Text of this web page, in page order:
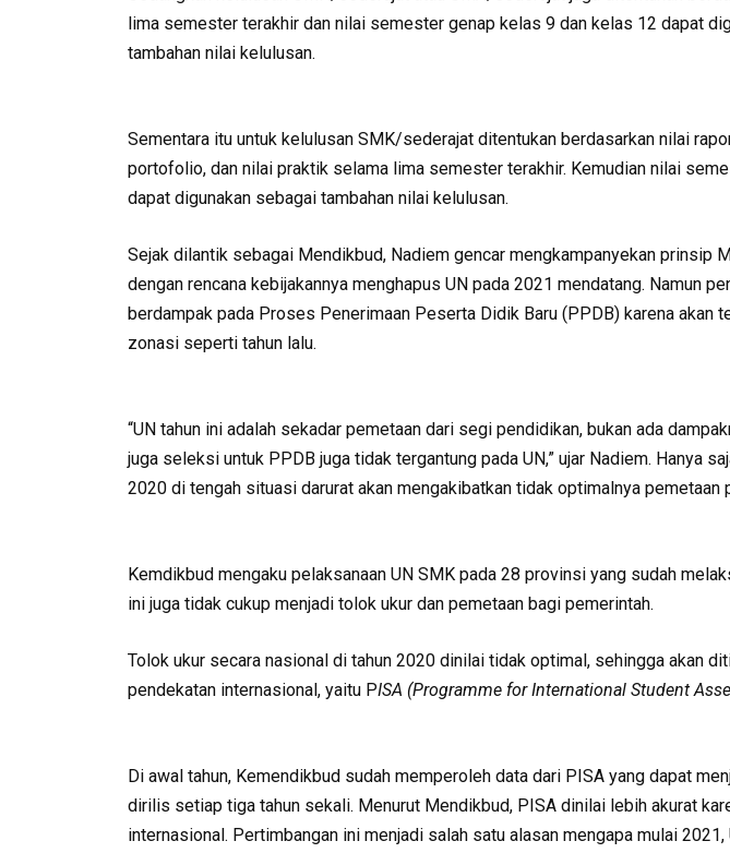
lima semester terakhir dan nilai semester genap kelas 9 dan kelas 12 dapat
tambahan nilai kelulusan.
Sementara itu untuk kelulusan SMK/sederajat ditentukan berdasarkan nilai
portofolio, dan nilai praktik selama lima semester terakhir. Kemudian nilai
dapat digunakan sebagai tambahan nilai kelulusan.
Sejak dilantik sebagai Mendikbud, Nadiem gencar mengkampanyekan prinsip
dengan rencana kebijakannya menghapus UN pada 2021 mendatang. Namun
berdampak pada Proses Penerimaan Peserta Didik Baru (PPDB) karena akan
zonasi seperti tahun lalu.
“UN tahun ini adalah sekadar pemetaan dari segi pendidikan, bukan ada
juga seleksi untuk PPDB juga tidak tergantung pada UN,” ujar Nadiem. Hanya
2020 di tengah situasi darurat akan mengakibatkan tidak optimalnya pemetaan
Kemdikbud mengaku pelaksanaan UN SMK pada 28 provinsi yang sudah
ini juga tidak cukup menjadi tolok ukur dan pemetaan bagi pemerintah.
Tolok ukur secara nasional di tahun 2020 dinilai tidak optimal, sehingga akan
pendekatan internasional, yaitu PISA (Programme for International Student
Di awal tahun, Kemendikbud sudah memperoleh data dari PISA yang dapat
dirilis setiap tiga tahun sekali. Menurut Mendikbud, PISA dinilai lebih akurat
internasional. Pertimbangan ini menjadi salah satu alasan mengapa mulai